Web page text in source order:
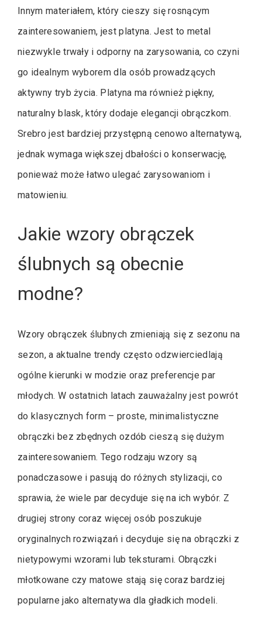
Innym materiałem, który cieszy się rosnącym
zainteresowaniem, jest platyna. Jest to metal
niezwykle trwały i odporny na zarysowania, co czyni
go idealnym wyborem dla osób prowadzących
aktywny tryb życia. Platyna ma również piękny,
naturalny blask, który dodaje elegancji obrączkom.
Srebro jest bardziej przystępną cenowo alternatywą,
jednak wymaga większej dbałości o konserwację,
ponieważ może łatwo ulegać zarysowaniom i
matowieniu.
Jakie wzory obrączek
ślubnych są obecnie
modne?
Wzory obrączek ślubnych zmieniają się z sezonu na
sezon, a aktualne trendy często odzwierciedlają
ogólne kierunki w modzie oraz preferencje par
młodych. W ostatnich latach zauważalny jest powrót
do klasycznych form – proste, minimalistyczne
obrączki bez zbędnych ozdób cieszą się dużym
zainteresowaniem. Tego rodzaju wzory są
ponadczasowe i pasują do różnych stylizacji, co
sprawia, że wiele par decyduje się na ich wybór. Z
drugiej strony coraz więcej osób poszukuje
oryginalnych rozwiązań i decyduje się na obrączki z
nietypowymi wzorami lub teksturami. Obrączki
młotkowane czy matowe stają się coraz bardziej
popularne jako alternatywa dla gładkich modeli.